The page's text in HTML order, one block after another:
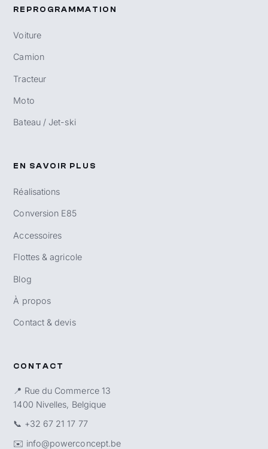
REPROGRAMMATION
Voiture
Camion
Tracteur
Moto
Bateau / Jet-ski
EN SAVOIR PLUS
Réalisations
Conversion E85
Accessoires
Flottes & agricole
Blog
À propos
Contact & devis
CONTACT
📍 Rue du Commerce 13
1400 Nivelles, Belgique
📞 +32 67 21 17 77
✉️ info@powerconcept.be